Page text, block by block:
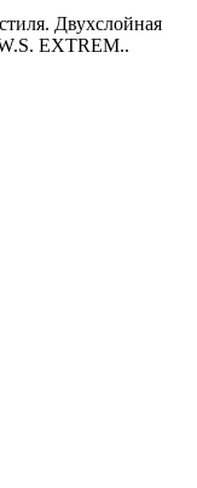
Двухслойная
EXTREM..